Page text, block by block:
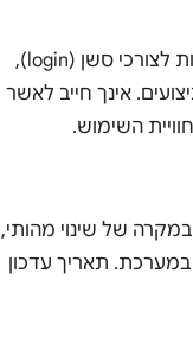
האתר ומערכת ההפעלה משתמשים בעוגיות לצורכי סשן (login),
אינך חייב לאשר
השימוש.
של שינוי מהותי,
במערכת. תאריך עדכון